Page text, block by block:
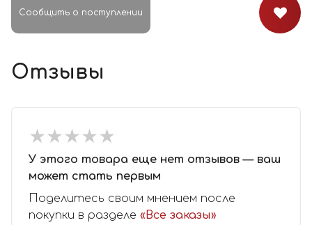
Сообщить о поступлении
Отзывы
★★★★★
★★★★★
У этого товара еще нет отзывов — ваш
может стать первым
Поделитесь своим мнением после
покупки в разделе «Все заказы»